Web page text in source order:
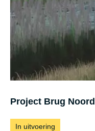
i
n
g
B
i
o
s
t
Project Brug Noord
In uitvoering